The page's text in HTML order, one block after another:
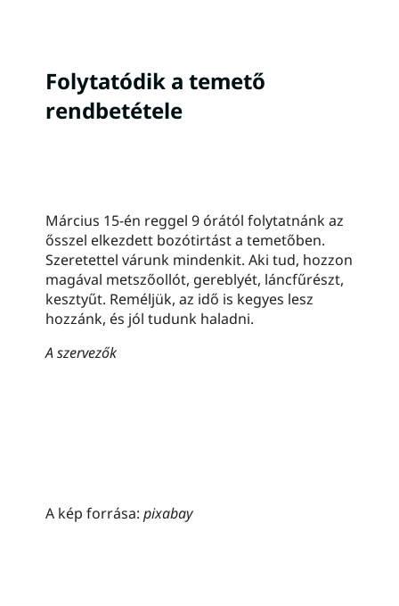
Folytatódik a temető
rendbetétele
Március 15-én reggel 9 órától folytatnánk az
ősszel elkezdett bozótirtást a temetőben.
Szeretettel várunk mindenkit. Aki tud, hozzon
magával metszőollót, gereblyét, láncfűrészt,
kesztyűt. Reméljük, az idő is kegyes lesz
hozzánk, és jól tudunk haladni.
A szervezők
A kép forrása:pixabay